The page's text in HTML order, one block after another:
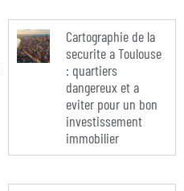
Cartographie de la
securite a Toulouse
: quartiers
dangereux et a
eviter pour un bon
investissement
immobilier